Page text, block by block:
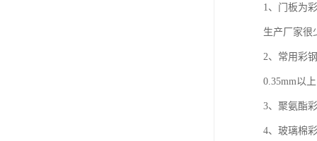
1、门板为
生产厂家很
2、常用彩
0.35mm以
3、聚氨酯
4、玻璃棉